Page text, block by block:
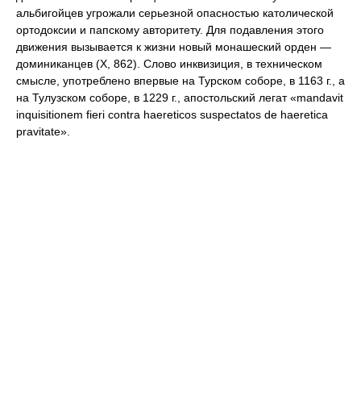
альбигойцев угрожали серьезной опасностью католической
ортодоксии и папскому авторитету. Для подавления этого
движения вызывается к жизни новый монашеский орден —
доминиканцев (Х, 862). Слово инквизиция, в техническом
смысле, употреблено впервые на Турском соборе, в 1163 г., а
на Тулузском соборе, в 1229 г., апостольский легат «mandavit
inquisitionem fieri contra haereticos suspectatos de haeretica
pravitate».